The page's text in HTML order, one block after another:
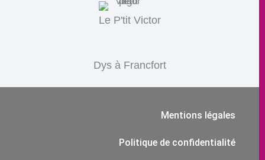
Le P'tit Victor
Dys à Francfort
Mentions légales
Politique de confidentialité